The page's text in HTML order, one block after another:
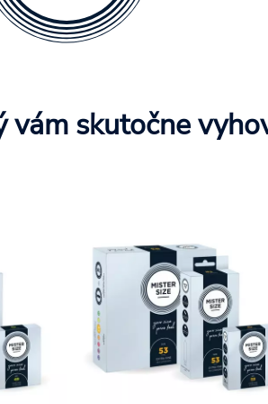
vám skutočne